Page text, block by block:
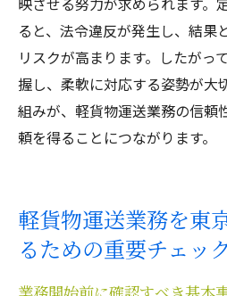
ると、法令違反が発生し、結果
リスクが高まります。したがっ
握し、柔軟に対応する姿勢が大
組みが、軽貨物運送業務の信頼
頼を得ることにつながります。
軽貨物運送業務を東
るための重要チェッ